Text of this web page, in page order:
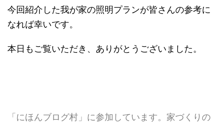
今回紹介した我が家の照明プランが皆さんの参考に
なれば幸いです。
本日もご覧いただき、ありがとうございました。
「にほんブログ村」に参加しています。家づくりの